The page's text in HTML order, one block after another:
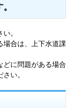
。
場合は、上下水道課
どに問題がある場合
い。